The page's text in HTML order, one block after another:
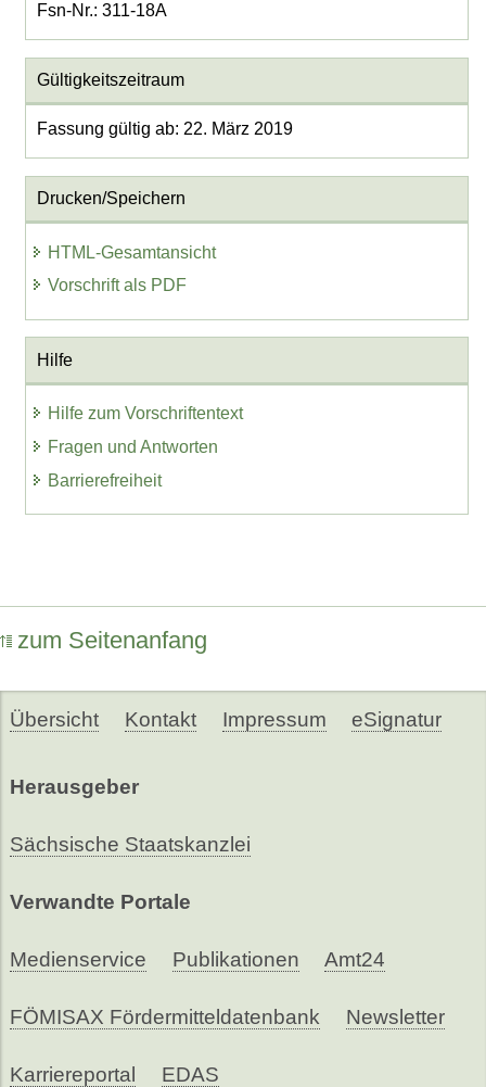
Fsn-Nr.: 311-18A
Gültigkeitszeitraum
Fassung gültig ab: 22. März 2019
Drucken/Speichern
HTML-Gesamtansicht
Vorschrift als PDF
Hilfe
Hilfe zum Vorschriftentext
Fragen und Antworten
Barrierefreiheit
zum Seitenanfang
Übersicht Kontakt Impressum eSignatur
Herausgeber
Sächsische Staatskanzlei
Verwandte Portale
Medienservice Publikationen Amt24
FÖMISAX Fördermitteldatenbank Newsletter
Karriereportal EDAS